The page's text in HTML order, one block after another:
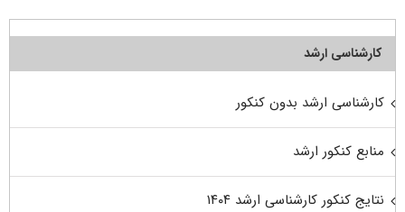
کارشناسی ارشد
کارشناسی ارشد بدون کنکور
منابع کنکور ارشد
نتایج کنکور کارشناسی ارشد ۱۴۰۴